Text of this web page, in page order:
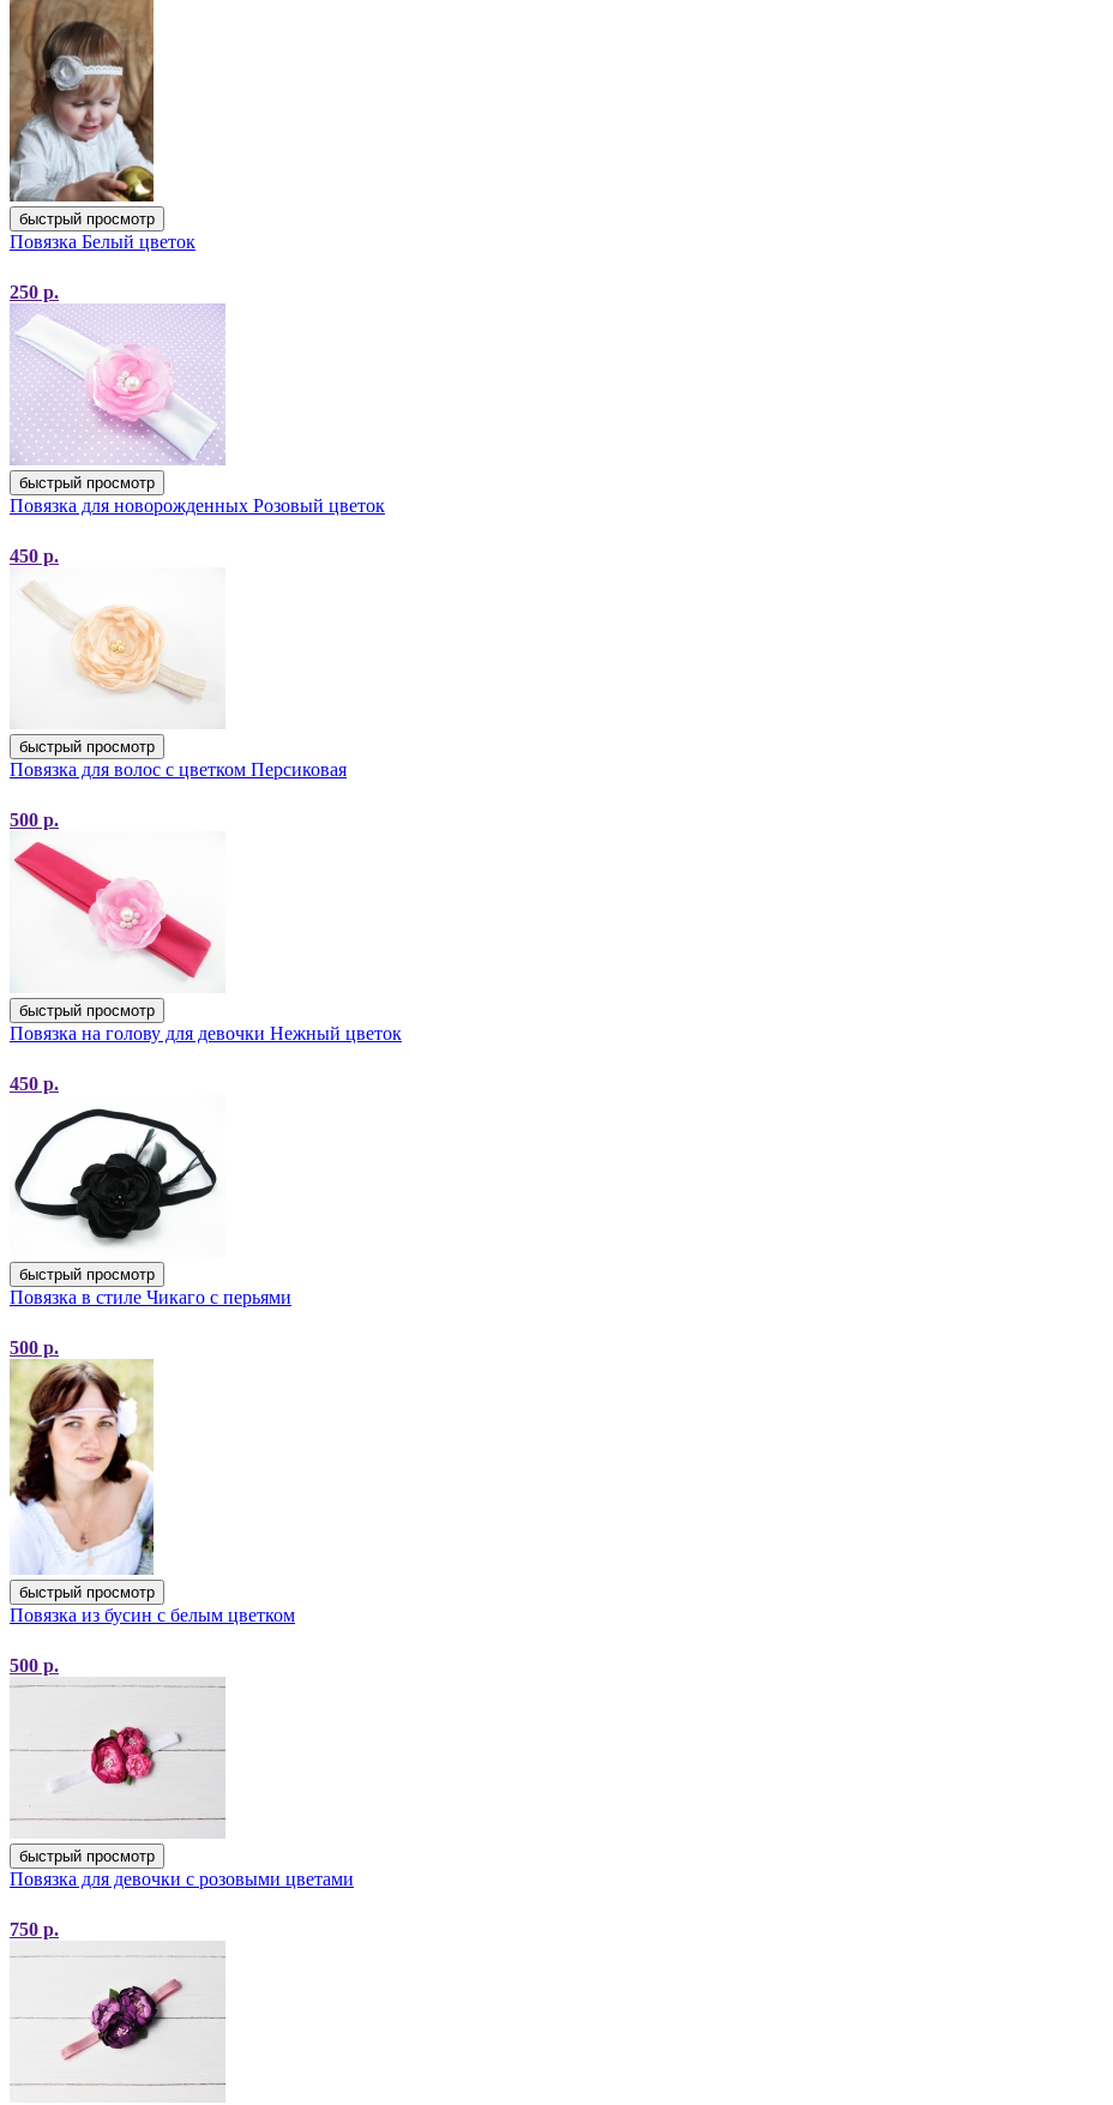
быстрый просмотр
Повязка Белый цветок
250 р.
быстрый просмотр
Повязка для новорожденных Розовый цветок
450 р.
быстрый просмотр
Повязка для волос с цветком Персиковая
500 р.
быстрый просмотр
Повязка на голову для девочки Нежный цветок
450 р.
быстрый просмотр
Повязка в стиле Чикаго с перьями
500 р.
быстрый просмотр
Повязка из бусин с белым цветком
500 р.
быстрый просмотр
Повязка для девочки с розовыми цветами
750 р.